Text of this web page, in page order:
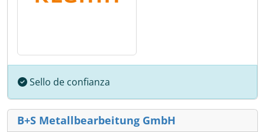
Sello de confianza
B+S Metallbearbeitung GmbH